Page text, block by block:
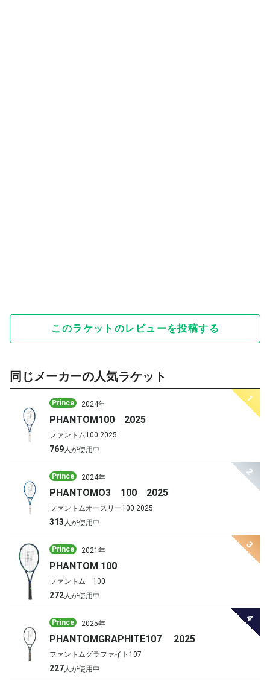
このラケットのレビューを投稿する
同じメーカーの人気ラケット
Prince 2024年
PHANTOM100 2025
ファントム100 2025
769 人が使用中
1
Prince 2024年
PHANTOMO3 100 2025
ファントムオースリー100 2025
313 人が使用中
2
Prince 2021年
PHANTOM 100
ファントム 100
272 人が使用中
3
Prince 2025年
PHANTOMGRAPHITE107 2025
ファントムグラファイト107
227 人が使用中
4